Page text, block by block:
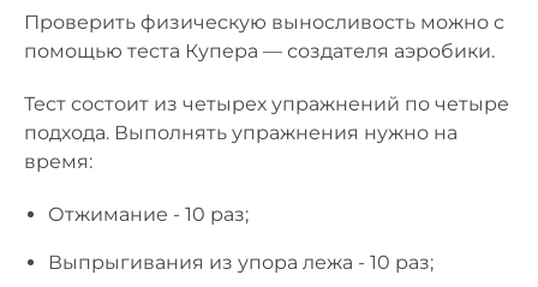
Проверить физическую выносливость можно с
помощью теста Купера — создателя аэробики.
Тест состоит из четырех упражнений по четыре
подхода. Выполнять упражнения нужно на
время:
Отжимание - 10 раз;
Выпрыгивания из упора лежа - 10 раз;